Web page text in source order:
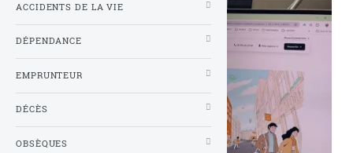
ACCIDENTS DE LA VIE
DÉPENDANCE
EMPRUNTEUR
DÉCÈS
OBSÈQUES